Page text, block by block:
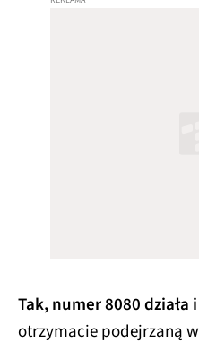
Tak, numer 8080 działa
otrzymacie podejrzaną